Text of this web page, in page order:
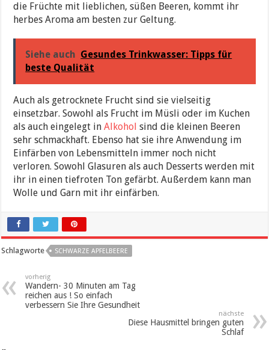
die Früchte mit lieblichen, süßen Beeren, kommt ihr
herbes Aroma am besten zur Geltung.
Siehe auch Gesundes Trinkwasser: Tipps für
beste Qualität
Auch als getrocknete Frucht sind sie vielseitig
einsetzbar. Sowohl als Frucht im Müsli oder im Kuchen
als auch eingelegt inAlkohol sind die kleinen Beeren
sehr schmackhaft. Ebenso hat sie ihre Anwendung im
Einfärben von Lebensmitteln immer noch nicht
verloren. Sowohl Glasuren als auch Desserts werden mit
ihr in einen tiefroten Ton gefärbt. Außerdem kann man
Wolle und Garn mit ihr einfärben.
Schlagworte SCHWARZE APFELBEERE
vorherig
Wandern- 30 Minuten am Tag
reichen aus ! So einfach
verbessern Sie Ihre Gesundheit
nächste
Diese Hausmittel bringen guten
Schlaf